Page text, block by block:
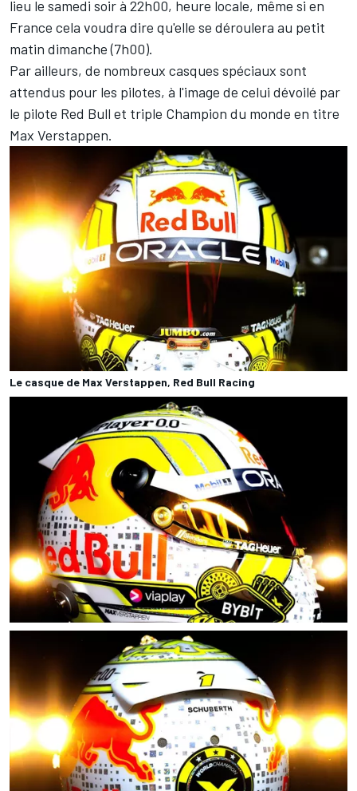
lieu le samedi soir à 22h00, heure locale, même si en
France cela voudra dire qu'elle se déroulera au petit
matin dimanche (7h00).
Par ailleurs, de nombreux casques spéciaux sont
attendus pour les pilotes, à l'image de celui dévoilé par
le pilote Red Bull et triple Champion du monde en titre
Max Verstappen.
Le casque de Max Verstappen, Red Bull Racing